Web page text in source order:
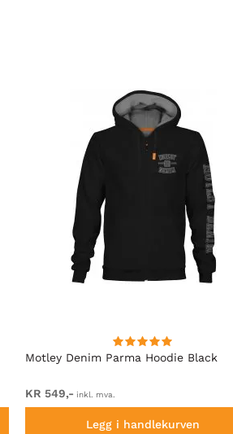
Motley Denim Parma Hoodie Black
KR 549,- inkl. mva.
Legg i handlekurven